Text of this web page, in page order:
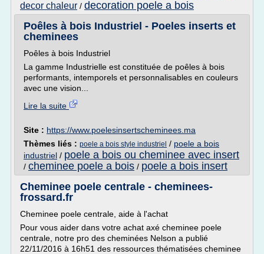
decor chaleur / decoration poele a bois
Poêles à bois Industriel - Poeles inserts et
cheminees
Poêles à bois Industriel
La gamme Industrielle est constituée de poêles à bois
performants, intemporels et personnalisables en couleurs
avec une vision...
Lire la suite
Site : https://www.poelesinsertscheminees.ma
Thèmes liés : poele a bois style industriel / poele a bois
industriel / poele a bois ou cheminee avec insert
/ cheminee poele a bois / poele a bois insert
Cheminee poele centrale - cheminees-
frossard.fr
Cheminee poele centrale, aide à l'achat
Pour vous aider dans votre achat axé cheminee poele
centrale, notre pro des cheminées Nelson a publié
22/11/2016 à 16h51 des ressources thématisées cheminee